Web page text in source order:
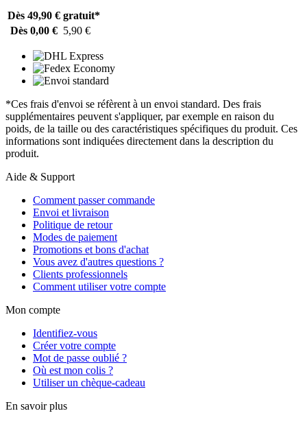
Dès 49,90 € gratuit*
Dès 0,00 € 5,90 €
*Ces frais d'envoi se réfèrent à un envoi standard. Des frais
supplémentaires peuvent s'appliquer, par exemple en raison du
poids, de la taille ou des caractéristiques spécifiques du produit. Ces
informations sont indiquées directement dans la description du
produit.
Aide & Support
Comment passer commande
Envoi et livraison
Politique de retour
Modes de paiement
Promotions et bons d'achat
Vous avez d'autres questions ?
Clients professionnels
Comment utiliser votre compte
Mon compte
Identifiez-vous
Créer votre compte
Mot de passe oublié ?
Où est mon colis ?
Utiliser un chèque-cadeau
En savoir plus